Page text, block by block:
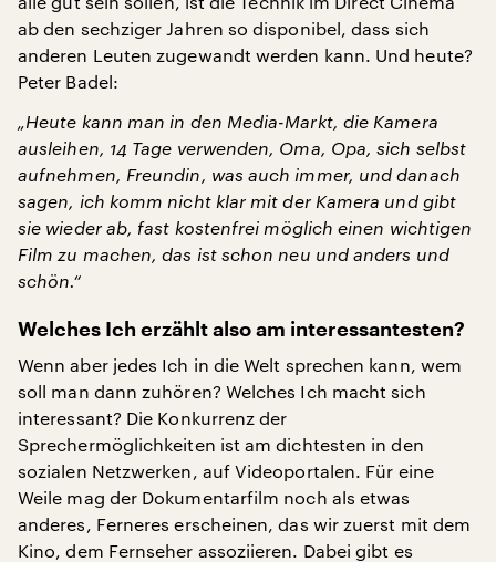
ab den sechziger Jahren so disponibel, dass sich
anderen Leuten zugewandt werden kann. Und heute?
Peter Badel:
„Heute kann man in den Media-Markt, die Kamera
ausleihen, 14 Tage verwenden, Oma, Opa, sich selbst
aufnehmen, Freundin, was auch immer, und danach
sagen, ich komm nicht klar mit der Kamera und gibt
sie wieder ab, fast kostenfrei möglich einen wichtigen
Film zu machen, das ist schon neu und anders und
schön.“
Welches Ich erzählt also am interessantesten?
Wenn aber jedes Ich in die Welt sprechen kann, wem
soll man dann zuhören? Welches Ich macht sich
interessant? Die Konkurrenz der
Sprechermöglichkeiten ist am dichtesten in den
sozialen Netzwerken, auf Videoportalen. Für eine
Weile mag der Dokumentarfilm noch als etwas
anderes, Ferneres erscheinen, das wir zuerst mit dem
Kino, dem Fernseher assoziieren. Dabei gibt es